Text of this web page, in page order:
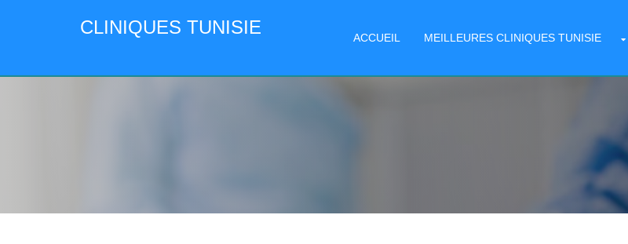
CLINIQUES TUNISIE ACCUEIL MEILLEURES CLINIQUES TUNISIE